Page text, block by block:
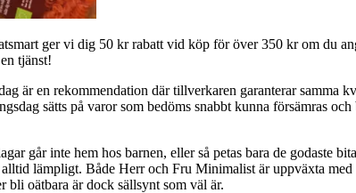
ger vi dig 50 kr rabatt vid köp för över 350 kr om du
tjänst!
är en rekommendation där tillverkaren garanterar
sätts på varor som bedöms snabbt kunna försämras
går inte hem hos barnen, eller så petas bara de godaste
lämpligt. Både Herr och Fru Minimalist är uppväxta
bli oätbara är dock sällsynt som väl är.